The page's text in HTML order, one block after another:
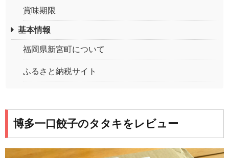
賞味期限
基本情報
福岡県新宮町について
ふるさと納税サイト
博多一口餃子のタタキをレビュー